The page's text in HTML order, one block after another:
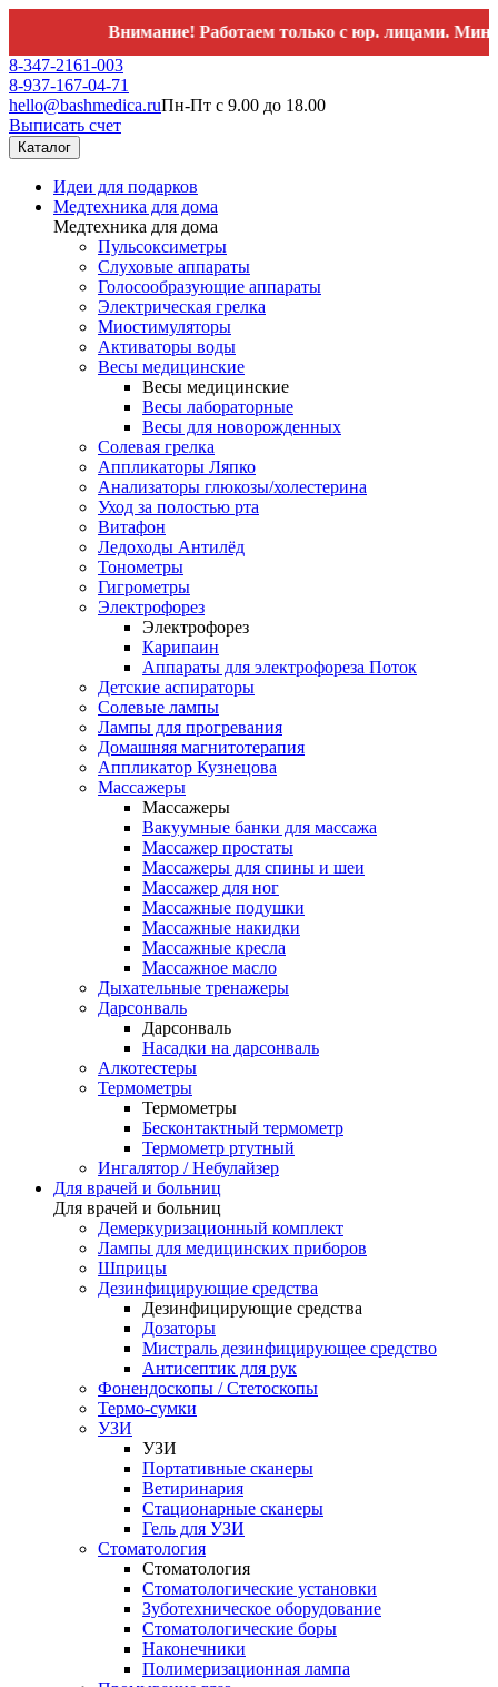
Внимание! Работаем только с юр. лицами.
8-347-2161-003
8-937-167-04-71
hello@bashmedica.ruПн-Пт с 9.00 до 18.00
Выписать счет
Каталог
Идеи для подарков
Медтехника для дома
Медтехника для дома
Пульсоксиметры
Слуховые аппараты
Голосообразующие аппараты
Электрическая грелка
Миостимуляторы
Активаторы воды
Весы медицинские
Весы медицинские
Весы лабораторные
Весы для новорожденных
Солевая грелка
Аппликаторы Ляпко
Анализаторы глюкозы/холестерина
Уход за полостью рта
Витафон
Ледоходы Антилёд
Тонометры
Гигрометры
Электрофорез
Электрофорез
Карипаин
Аппараты для электрофореза Поток
Детские аспираторы
Солевые лампы
Лампы для прогревания
Домашняя магнитотерапия
Аппликатор Кузнецова
Массажеры
Массажеры
Вакуумные банки для массажа
Массажер простаты
Массажеры для спины и шеи
Массажер для ног
Массажные подушки
Массажные накидки
Массажные кресла
Массажное масло
Дыхательные тренажеры
Дарсонваль
Дарсонваль
Насадки на дарсонваль
Алкотестеры
Термометры
Термометры
Бесконтактный термометр
Термометр ртутный
Ингалятор / Небулайзер
Для врачей и больниц
Для врачей и больниц
Демеркуризационный комплект
Лампы для медицинских приборов
Шприцы
Дезинфицирующие средства
Дезинфицирующие средства
Дозаторы
Мистраль дезинфицирующее средство
Антисептик для рук
Фонендоскопы / Стетоскопы
Термо-сумки
УЗИ
УЗИ
Портативные сканеры
Ветиринария
Стационарные сканеры
Гель для УЗИ
Стоматология
Стоматология
Стоматологические установки
Зуботехническое оборудование
Стоматологические боры
Наконечники
Полимеризационная лампа